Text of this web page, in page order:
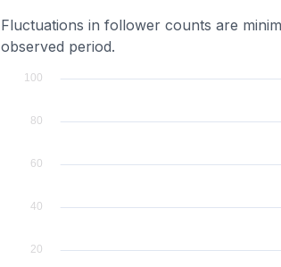
Fluctuations in follower counts are
observed period.